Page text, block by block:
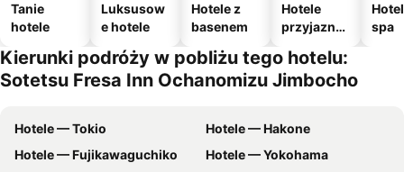
Tanie
hotele
Luksusow
e hotele
Hotele z
basenem
Hotele
przyjazne
m
spa
Kierunki podróży w pobliżu tego hotelu:
Sotetsu Fresa Inn Ochanomizu Jimbocho
Hotele — Tokio
Hotele — Hakone
Hotele — Fujikawaguchiko
Hotele — Yokohama